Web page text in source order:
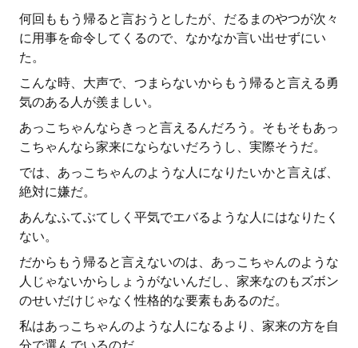
何回ももう帰ると言おうとしたが、だるまのやつが次々
に用事を命令してくるので、なかなか言い出せずにい
た。
こんな時、大声で、つまらないからもう帰ると言える勇
気のある人が羨ましい。
あっこちゃんならきっと言えるんだろう。そもそもあっ
こちゃんなら家来にならないだろうし、実際そうだ。
では、あっこちゃんのような人になりたいかと言えば、
絶対に嫌だ。
あんなふてぶてしく平気でエバるような人にはなりたく
ない。
だからもう帰ると言えないのは、あっこちゃんのような
人じゃないからしょうがないんだし、家来なのもズボン
のせいだけじゃなく性格的な要素もあるのだ。
私はあっこちゃんのような人になるより、家来の方を自